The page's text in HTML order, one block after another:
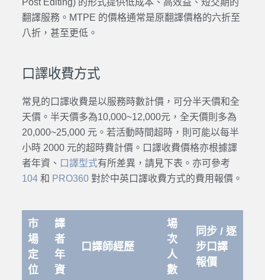
翻譯服務。MTPE 的價格通常是原翻譯價格的六折至
八折，甚至更低。
口譯收費方式
常見的口譯收費是以服務時數計價，可分半天價和全
天價。半天價多為10,000~12,000元，全天價則多為
20,000~25,000 元。若活動時間超時，則可能以每半
小時 2000 元的超時費計價。口譯收費價格亦根據譯
者年資、 口譯型式有所差異，請見下表。亦可參考
104和 PRO360對於中英口譯收費方式的費用報價。
市
場
定
位
譯
者
年
資
口譯師經歷
場
次
人
數
同步 / 逐
步口譯
報價